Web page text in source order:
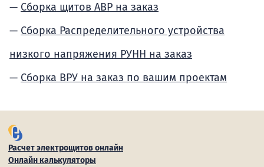
Сборка щитов АВР на заказ
Сборка Распределительного устройства
низкого напряжения РУНН на заказ
Сборка ВРУ на заказ по вашим проектам
Расчет электрощитов онлайн
Онлайн калькуляторы